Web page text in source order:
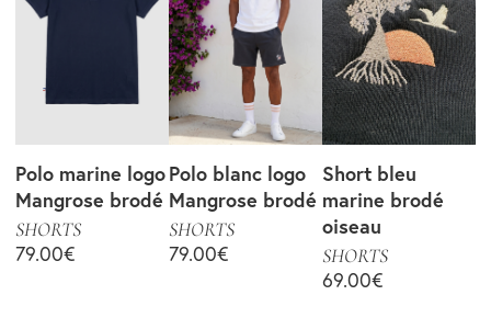
Polo marine logo
Mangrose brodé
SHORTS
79.00€
Polo blanc logo
Mangrose brodé
SHORTS
79.00€
Short bleu
marine brodé
oiseau
SHORTS
69.00€